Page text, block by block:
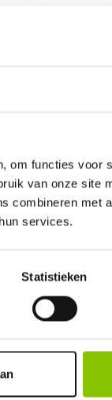
om functies voor
van onze site
combineren met
services.
Statistieken
van harte
wij de